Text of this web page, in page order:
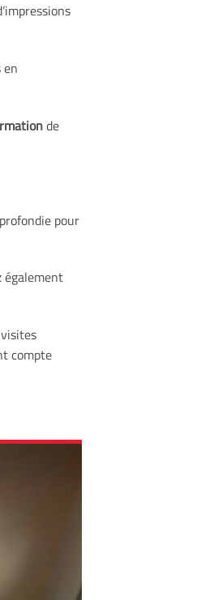
de
pour
également
compte